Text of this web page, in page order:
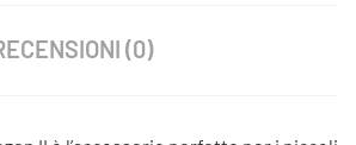
(0)